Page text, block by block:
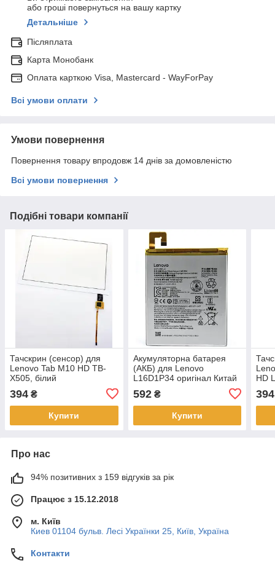
або гроші повернуться на вашу картку
Детальніше
Післяплата
Карта Монобанк
Оплата карткою Visa, Mastercard - WayForPay
Всі умови оплати
Умови повернення
Повернення товару впродовж 14 днів за домовленістю
Всі умови повернення
Подібні товари компанії
Тачскрин (сенсор) для
Lenovo Tab M10 HD TB-
X505, білий
394 ₴
Купити
Акумуляторна батарея
(АКБ) для Lenovo
L16D1P34 оригінал Китай
Tab 4 8.0" TB-8504X, E10
X104F, 4 Plus 8704X
592₴
Купити
HD
394
Про нас
94% позитивних з 159 відгуків за рік
Працює з 15.12.2018
м. Київ
Киев 01104 бульв. Лесі Українки 25, Київ, Україна
Контакти